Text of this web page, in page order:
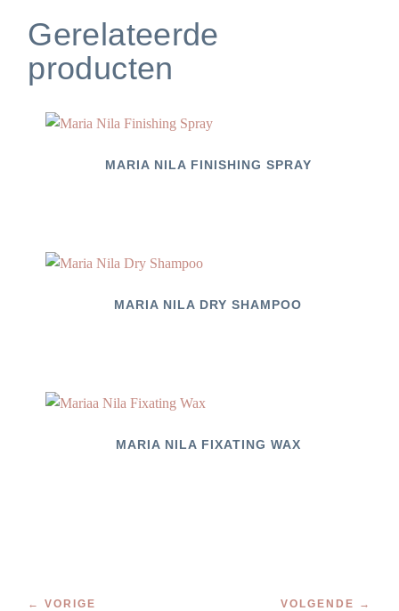
Gerelateerde
producten
MARIA NILA FINISHING SPRAY
MARIA NILA DRY SHAMPOO
MARIA NILA FIXATING WAX
← VORIGE VOLGENDE →